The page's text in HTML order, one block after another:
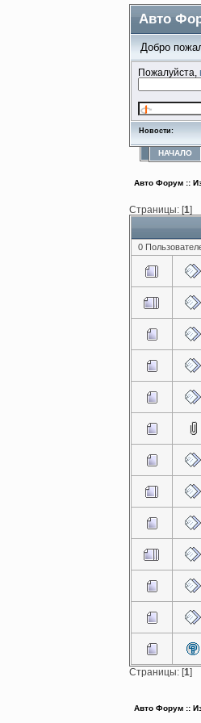
Авто
Добро
Пожалуйста,
Новости:
НАЧАЛО
Авто Форум ::
Страницы: [1]
0
Страницы: [1]
Авто Форум ::